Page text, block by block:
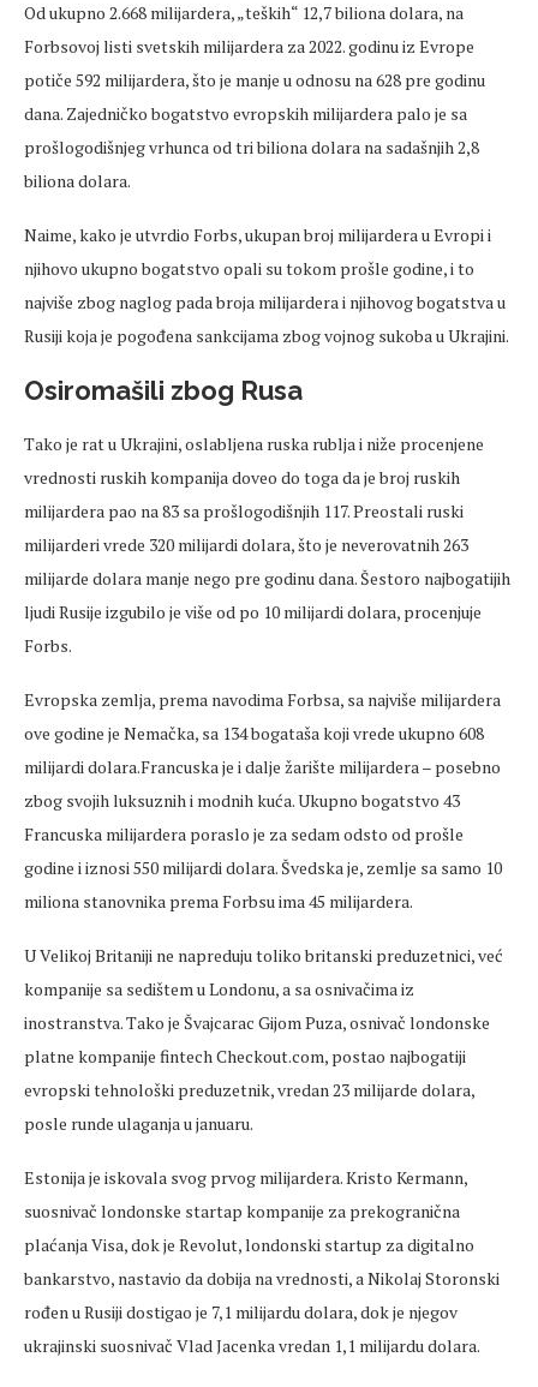
Od ukupno 2.668 milijardera, „teških“ 12,7 biliona dolara, na
Forbsovoj listi svetskih milijardera za 2022. godinu iz Evrope
potiče 592 milijardera, što je manje u odnosu na 628 pre godinu
dana. Zajedničko bogatstvo evropskih milijardera palo je sa
prošlogodišnjeg vrhunca od tri biliona dolara na sadašnjih 2,8
biliona dolara.
Naime, kako je utvrdio Forbs, ukupan broj milijardera u Evropi i
njihovo ukupno bogatstvo opali su tokom prošle godine, i to
najviše zbog naglog pada broja milijardera i njihovog bogatstva u
Rusiji koja je pogođena sankcijama zbog vojnog sukoba u Ukrajini.
Osiromašili zbog Rusa
Tako je rat u Ukrajini, oslabljena ruska rublja i niže procenjene
vrednosti ruskih kompanija doveo do toga da je broj ruskih
milijardera pao na 83 sa prošlogodišnjih 117. Preostali ruski
milijarderi vrede 320 milijardi dolara, što je neverovatnih 263
milijarde dolara manje nego pre godinu dana. Šestoro najbogatijih
ljudi Rusije izgubilo je više od po 10 milijardi dolara, procenjuje
Forbs.
Evropska zemlja, prema navodima Forbsa, sa najviše milijardera
ove godine je Nemačka, sa 134 bogataša koji vrede ukupno 608
milijardi dolara.Francuska je i dalje žarište milijardera – posebno
zbog svojih luksuznih i modnih kuća. Ukupno bogatstvo 43
Francuska milijardera poraslo je za sedam odsto od prošle
godine i iznosi 550 milijardi dolara. Švedska je, zemlje sa samo 10
miliona stanovnika prema Forbsu ima 45 milijardera.
U Velikoj Britaniji ne napreduju toliko britanski preduzetnici, već
kompanije sa sedištem u Londonu, a sa osnivačima iz
inostranstva. Tako je Švajcarac Gijom Puza, osnivač londonske
platne kompanije fintech Checkout.com, postao najbogatiji
evropski tehnološki preduzetnik, vredan 23 milijarde dolara,
posle runde ulaganja u januaru.
Estonija je iskovala svog prvog milijardera. Kristo Kermann,
suosnivač londonske startap kompanije za prekogranična
plaćanja Visa, dok je Revolut, londonski startup za digitalno
bankarstvo, nastavio da dobija na vrednosti, a Nikolaj Storonski
rođen u Rusiji dostigao je 7,1 milijardu dolara, dok je njegov
ukrajinski suosnivač Vlad Jacenka vredan 1,1 milijardu dolara.